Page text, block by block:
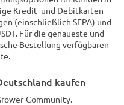
Kredit- und Debitkarten
(einschließlich SEPA) und
Für die genaueste und
Bestellung verfügbaren
kaufen
Community.